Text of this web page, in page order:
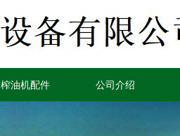
榨油机配件 公司介绍